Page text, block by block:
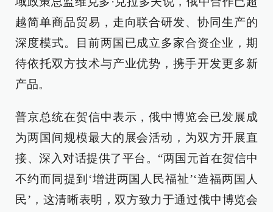
越简单商品贸易，走向联合研发、协同生产的
深度模式。目前两国已成立多家合资企业，期
待依托双方技术与产业优势，携手开发更多新
产品。
普京总统在贺信中表示，俄中博览会已发展成
为两国间规模最大的展会活动，为双方开展直
接、深入对话提供了平台。“两国元首在贺信中
不约而同提到‘增进两国人民福祉’‘造福两国人
民’，这清晰表明，双方致力于通过俄中博览会